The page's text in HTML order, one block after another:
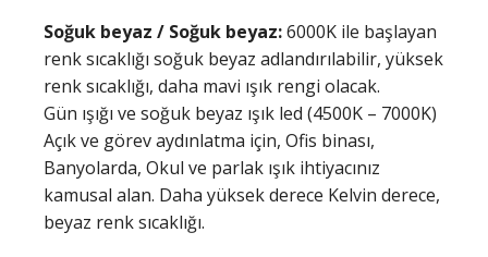
Soğuk beyaz / Soğuk beyaz:6000K ile başlayan
renk sıcaklığı soğuk beyaz adlandırılabilir, yüksek
renk sıcaklığı, daha mavi ışık rengi olacak.
Gün ışığı ve soğuk beyaz ışık led (4500K – 7000K)
Açık ve görev aydınlatma için, Ofis binası,
Banyolarda, Okul ve parlak ışık ihtiyacınız
kamusal alan. Daha yüksek derece Kelvin derece,
beyaz renk sıcaklığı.